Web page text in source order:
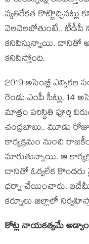
వ్యతిరేకత కొట్టొచ్చినట్లు
వెలవెలబోతుంటే.. టీడీపీ
కనిపిస్తున్నాయి. దానితో
కనిపిస్తోంది.
2019 అసెంబ్లీ ఎన్నికల
రెండు ఎంపీ సీట్లు, 14
మాత్రం పరిస్థితి పూర్తి
చంద్రబాబు.. మూడు
కార్యక్రమం నుంచి
మారుతున్నాయి. ఆ
దానితో ఓర్వలేక కొందరు
ధర్నా చేయించారు. ఇదేమీ
కర్నూలు జిల్లాలో
కోట్ల నాయకత్వమే